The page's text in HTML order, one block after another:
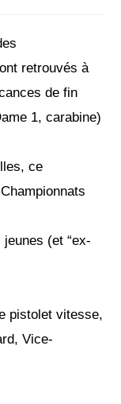
retrouvés à
de fin
1, carabine)
ce
(et “ex-
pistolet vitesse,
Vice-